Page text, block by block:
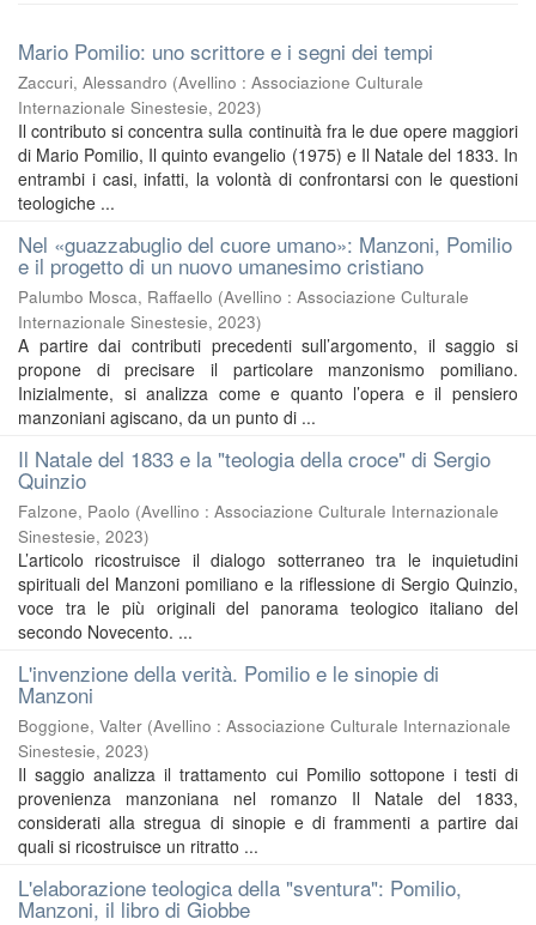
Mario Pomilio: uno scrittore e i segni dei tempi
Zaccuri, Alessandro (Avellino : Associazione Culturale
Internazionale Sinestesie, 2023)
Il contributo si concentra sulla continuità fra le due opere maggiori
di Mario Pomilio, Il quinto evangelio (1975) e Il Natale del 1833. In
entrambi i casi, infatti, la volontà di confrontarsi con le questioni
teologiche ...
Nel «guazzabuglio del cuore umano»: Manzoni, Pomilio
e il progetto di un nuovo umanesimo cristiano
Palumbo Mosca, Raffaello (Avellino : Associazione Culturale
Internazionale Sinestesie, 2023)
A partire dai contributi precedenti sull’argomento, il saggio si
propone di precisare il particolare manzonismo pomiliano.
Inizialmente, si analizza come e quanto l’opera e il pensiero
manzoniani agiscano, da un punto di ...
Il Natale del 1833 e la "teologia della croce" di Sergio
Quinzio
Falzone, Paolo (Avellino : Associazione Culturale Internazionale
Sinestesie, 2023)
L’articolo ricostruisce il dialogo sotterraneo tra le inquietudini
spirituali del Manzoni pomiliano e la riflessione di Sergio Quinzio,
voce tra le più originali del panorama teologico italiano del
secondo Novecento. ...
L'invenzione della verità. Pomilio e le sinopie di
Manzoni
Boggione, Valter (Avellino : Associazione Culturale Internazionale
Sinestesie, 2023)
Il saggio analizza il trattamento cui Pomilio sottopone i testi di
provenienza manzoniana nel romanzo Il Natale del 1833,
considerati alla stregua di sinopie e di frammenti a partire dai
quali si ricostruisce un ritratto ...
L'elaborazione teologica della "sventura": Pomilio,
Manzoni, il libro di Giobbe